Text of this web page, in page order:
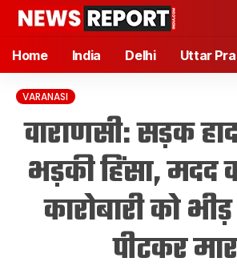
Home India Delhi Uttar
VARANASI
वाराणसी: सड़क
भड़की हिंसा, मदद
कारोबारी को
पीटकर